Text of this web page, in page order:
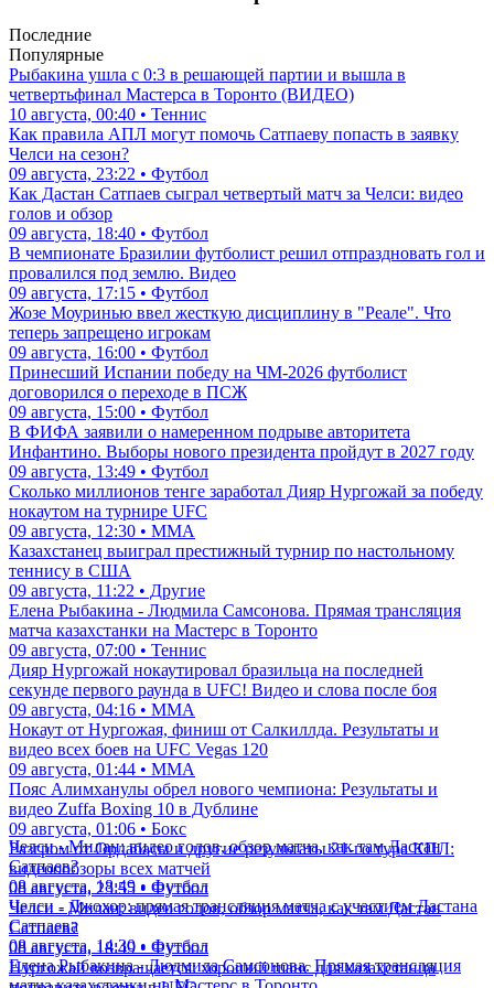
Последние
Популярные
Рыбакина ушла с 0:3 в решающей партии и вышла в
четвертьфинал Мастерса в Торонто (ВИДЕО)
10 августа, 00:40 • Теннис
Как правила АПЛ могут помочь Сатпаеву попасть в заявку
Челси на сезон?
09 августа, 23:22 • Футбол
Как Дастан Сатпаев сыграл четвертый матч за Челси: видео
голов и обзор
09 августа, 18:40 • Футбол
В чемпионате Бразилии футболист решил отпраздновать гол и
провалился под землю. Видео
09 августа, 17:15 • Футбол
Жозе Моуринью ввел жесткую дисциплину в "Реале". Что
теперь запрещено игрокам
09 августа, 16:00 • Футбол
Принесший Испании победу на ЧМ-2026 футболист
договорился о переходе в ПСЖ
09 августа, 15:00 • Футбол
В ФИФА заявили о намеренном подрыве авторитета
Инфантино. Выборы нового президента пройдут в 2027 году
09 августа, 13:49 • Футбол
Сколько миллионов тенге заработал Дияр Нургожай за победу
нокаутом на турнире UFC
09 августа, 12:30 • ММА
Казахстанец выиграл престижный турнир по настольному
теннису в США
09 августа, 11:22 • Другие
Елена Рыбакина - Людмила Самсонова. Прямая трансляция
матча казахстанки на Мастерс в Торонто
09 августа, 07:00 • Теннис
Дияр Нургожай нокаутировал бразильца на последней
секунде первого раунда в UFC! Видео и слова после боя
09 августа, 04:16 • ММА
Нокаут от Нургожая, финиш от Салкиллда. Результаты и
видео всех боев на UFC Vegas 120
09 августа, 01:44 • ММА
Пояс Алимханулы обрел нового чемпиона: Результаты и
видео Zuffa Boxing 10 в Дублине
09 августа, 01:06 • Бокс
Разгром от Ордабасы и другие результаты 21-го тура КПЛ:
видеоообзоры всех матчей
08 августа, 23:55 • Футбол
Челси - Милан: видео голов, обзор матча, как там Дастан
Сатпаев?
08 августа, 18:49 • Футбол
Нургожай возвращается: хороший шанс для казахстанца
Челси - Милан: видео голов, обзор матча, как там Дастан
Сатпаев?
08 августа, 18:49 • Футбол
Челси - Джохор: прямая трансляция матча с участием Дастана
Сатпаева
08 августа, 14:30 • Футбол
Елена Рыбакина - Людмила Самсонова. Прямая трансляция